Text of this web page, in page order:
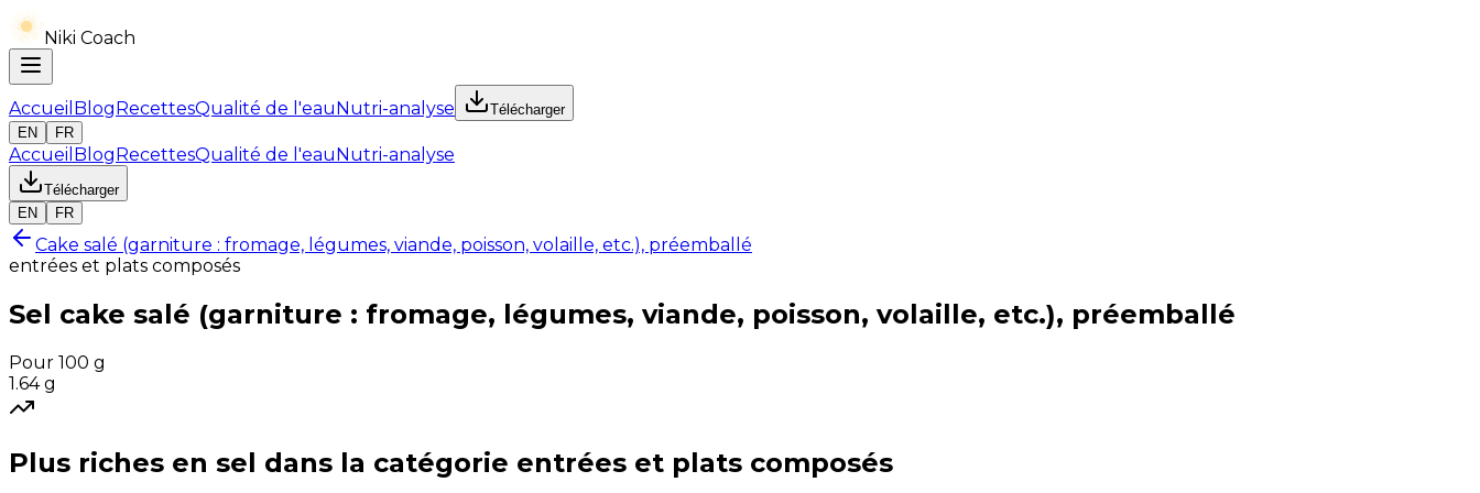
Niki Coach
Accueil BlogRecettesQualité de l'eauNutri-analyse
Télécharger
EN
FR
Accueil BlogRecettesQualité de l'eauNutri-analyse
Télécharger
EN
FR
Cake salé (garniture : fromage, légumes, viande, poisson, volaille, etc.), préemballé
entrées et plats composés
Sel cake salé (garniture : fromage, légumes, viande, poisson, volaille, etc.), préemballé
Pour 100 g
1.64 g
Plus riches en sel dans la catégorie entrées et plats composés